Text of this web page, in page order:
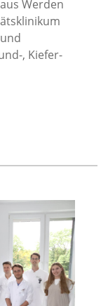
Werden
, Kiefer-